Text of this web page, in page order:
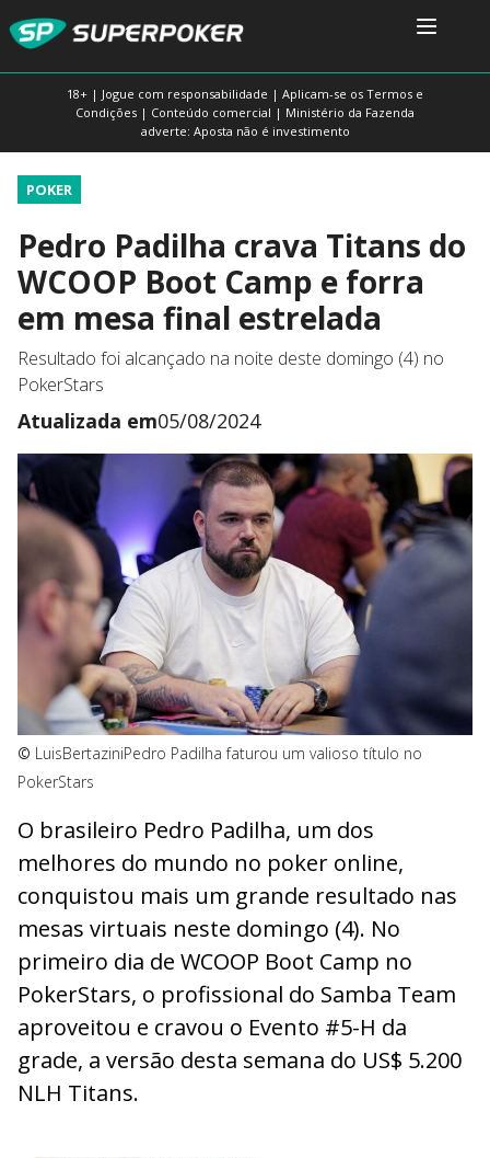
18+ | Jogue com responsabilidade | Aplicam-se os Termos e
Condições | Conteúdo comercial | Ministério da Fazenda
adverte: Aposta não é investimento
POKER
Pedro Padilha crava Titans do
WCOOP Boot Camp e forra
em mesa final estrelada
Resultado foi alcançado na noite deste domingo (4) no
PokerStars
Atualizada em05/08/2024
© LuisBertaziniPedro Padilha faturou um valioso título no
PokerStars
O brasileiro Pedro Padilha, um dos
melhores do mundo no poker online,
conquistou mais um grande resultado nas
mesas virtuais neste domingo (4). No
primeiro dia de WCOOP Boot Camp no
PokerStars, o profissional do Samba Team
aproveitou e cravou o Evento #5-H da
grade, a versão desta semana do US$ 5.200
NLH Titans.